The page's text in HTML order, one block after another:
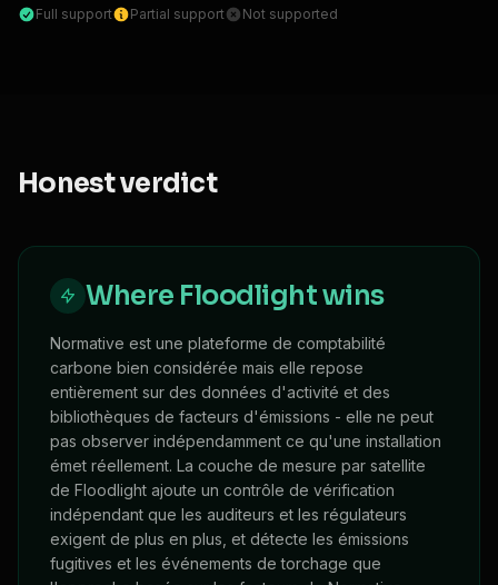
Full support Partial support Not supported
Honest verdict
Where Floodlight wins
Normative est une plateforme de comptabilité
carbone bien considérée mais elle repose
entièrement sur des données d'activité et des
bibliothèques de facteurs d'émissions - elle ne peut
pas observer indépendamment ce qu'une installation
émet réellement. La couche de mesure par satellite
de Floodlight ajoute un contrôle de vérification
indépendant que les auditeurs et les régulateurs
exigent de plus en plus, et détecte les émissions
fugitives et les événements de torchage que